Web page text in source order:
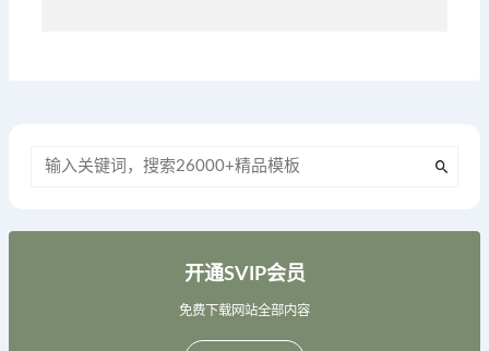
开通SVIP会员
免费下载网站全部内容